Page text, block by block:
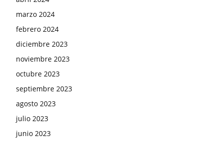
marzo 2024
febrero 2024
diciembre 2023
noviembre 2023
octubre 2023
septiembre 2023
agosto 2023
julio 2023
junio 2023